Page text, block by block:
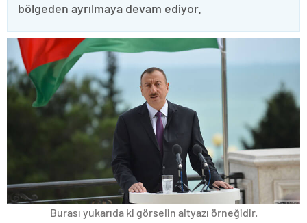
bölgeden ayrılmaya devam ediyor.
Burası yukarıda ki görselin altyazı örneğidir.